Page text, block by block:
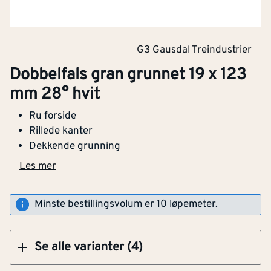
G3 Gausdal Treindustrier
Dobbelfals gran grunnet 19 x 123
mm 28° hvit
Ru forside
Rillede kanter
Dekkende grunning
Les mer
Minste bestillingsvolum er 10 løpemeter.
Se alle varianter (4)
Klikk og hent
Dobbelfals gran grunnet 19 x 123 mm 28° hvit
Bredde